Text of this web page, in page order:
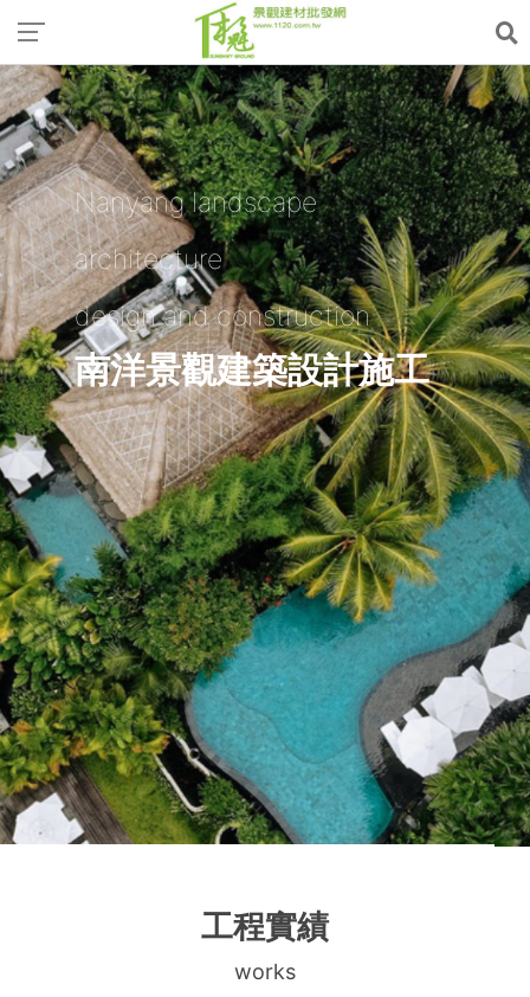
Nanyang landscape
architecture
design and construction
南洋景觀建築設計施工
工程實績
works